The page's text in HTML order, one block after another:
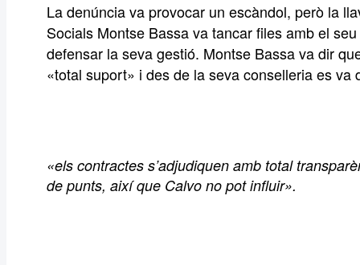
La denúncia va provocar un escàndol, però la
Socials Montse Bassa va tancar files amb el
defensar la seva gestió. Montse Bassa va dir
«total suport» i des de la seva conselleria es va
«els contractes s’adjudiquen amb total
de punts, així que Calvo no pot influir».